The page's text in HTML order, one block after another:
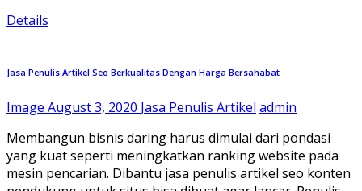
Details
Jasa Penulis Artikel Seo Berkualitas Dengan Harga Bersahabat
Image August 3, 2020 Jasa Penulis Artikel admin
Membangun bisnis daring harus dimulai dari pondasi
yang kuat seperti meningkatkan ranking website pada
mesin pencarian. Dibantu jasa penulis artikel seo konten